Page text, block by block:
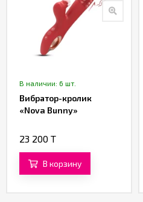
В наличии: 6 шт.
Вибратор-кролик
«Nova Bunny»
23 200 T
В корзину